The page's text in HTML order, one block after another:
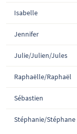
Isabelle
Jennifer
Julie/Julien/Jules
Raphaëlle/Raphaël
Sébastien
Stéphanie/Stéphane